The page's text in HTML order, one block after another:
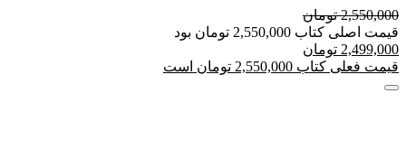
2,550,000 تومان
قیمت اصلی کتاب 2,550,000 تومان بود
2,499,000 تومان
قیمت فعلی کتاب 2,550,000 تومان است